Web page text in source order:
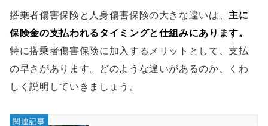
搭乗者傷害保険と人身傷害保険の大きな違いは、主に
保険金の支払われるタイミングと仕組みにあります。
特に搭乗者傷害保険に加入するメリットとして、支払
の早さがあります。どのような違いがあるのか、くわ
しく説明していきましょう。